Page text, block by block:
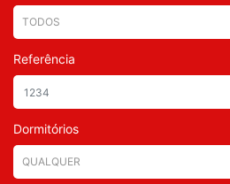
Referência
Dormitórios